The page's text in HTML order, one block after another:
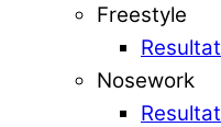
Freestyle
Resultat
Nosework
Resultat